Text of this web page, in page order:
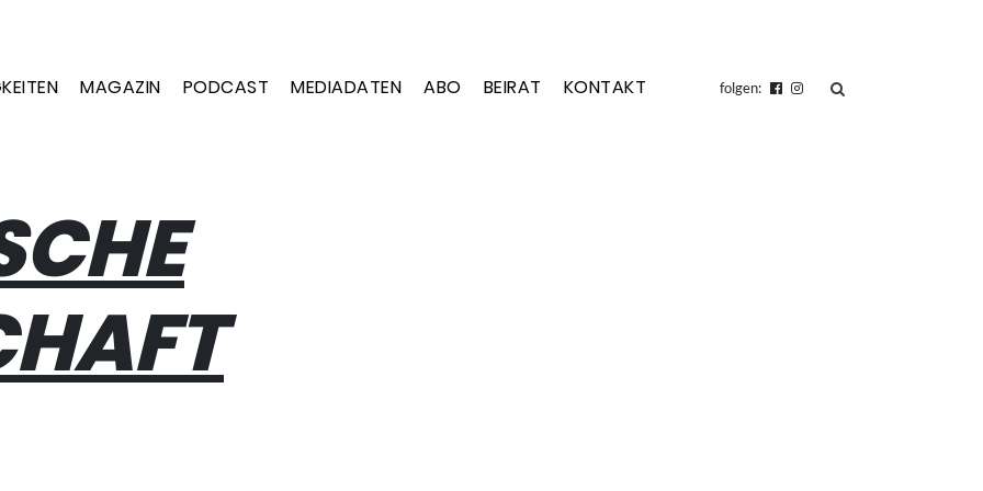
MAGAZIN PODCAST MEDIADATEN ABO BEIRAT KONTAKT folgen: suchen